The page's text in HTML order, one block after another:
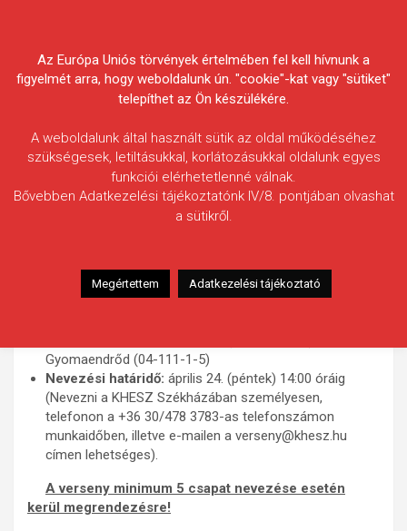
Egyesületek Szövetsége
Megyei Finomszerelékes
Klubcsapat Bajnokság 2026.
Versenykiírás és szabályzat
Időpont:2026. május 2-3. (szombat-vasárnap), 10:00-
Gyomaendrőd (04-111-1-5)
Nevezési határidő: április 24. (péntek) 14:00 óráig
(Nevezni a KHESZ Székházában személyesen,
telefonon a +36 30/478 3783-as telefonszámon
munkaidőben, illetve e-mailen a verseny@khesz.hu
címen lehetséges).
A verseny minimum 5 csapat nevezése esetén
kerül megrendezésre!
Az Európa Uniós törvények értelmében fel kell hívnunk a
figyelmét arra, hogy weboldalunk ún. "cookie"-kat vagy "sütiket"
telepíthet az Ön készülékére.
A weboldalunk által használt sütik az oldal működéséhez
szükségesek, letiltásukkal, korlátozásukkal oldalunk egyes
funkciói elérhetetlenné válnak.
Bővebben Adatkezelési tájékoztatónk IV/8. pontjában olvashat
a sütikről.
Megértettem Adatkezelési tájékoztató